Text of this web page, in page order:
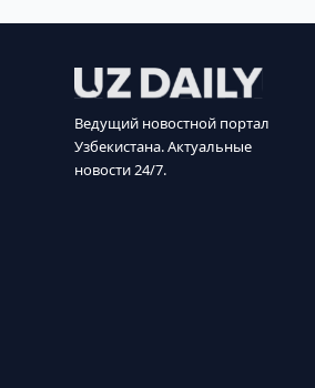
Ведущий новостной портал
Узбекистана. Актуальные
новости 24/7.